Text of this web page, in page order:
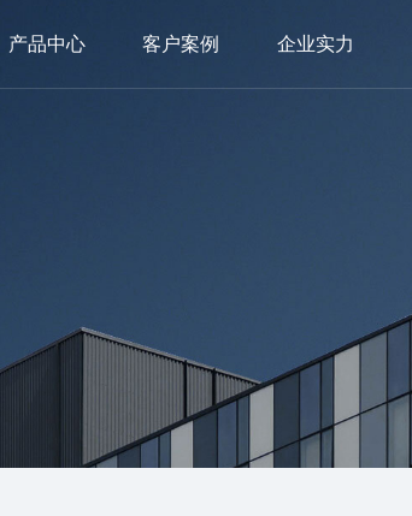
产品中心 客户案例 企业实力